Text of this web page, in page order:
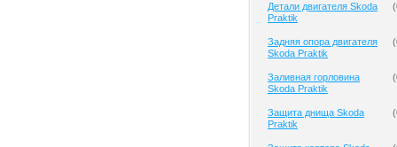
Детали двигателя Skoda
Praktik
(
Задняя опора двигателя
Skoda Praktik
(
Заливная горловина
Skoda Praktik
(
Защита днища Skoda
Praktik
(